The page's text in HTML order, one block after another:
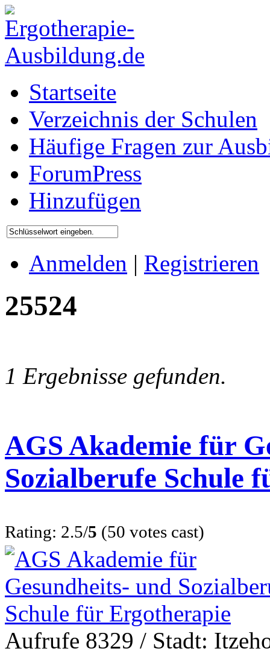
Startseite
Verzeichnis der Schulen
Häufige Fragen zur
ForumPress
Hinzufügen
Anmelden | Registrieren
25524
1 Ergebnisse gefunden.
AGS Akademie für
Sozialberufe Schule
Rating: 2.5/5 (50 votes cast)
Aufrufe 8329 / Stadt: